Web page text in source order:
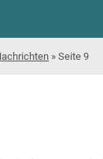
» Seite 9